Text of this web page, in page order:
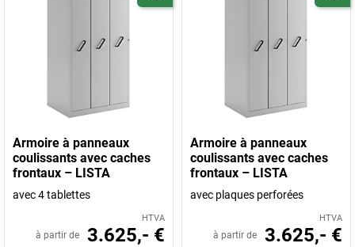
Armoire à panneaux
coulissants avec caches
frontaux – LISTA
avec 4 tablettes
HTVA
à partir de 3.625,- €
Armoire à panneaux
coulissants avec caches
frontaux – LISTA
avec plaques perforées
HTVA
à partir de 3.625,- €